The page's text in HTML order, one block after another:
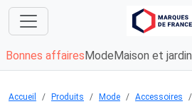
Bonnes affaires Mode Maison et jardin
Accueil Produits Mode Accessoires